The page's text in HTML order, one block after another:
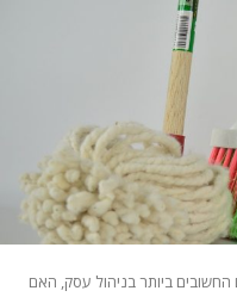
ביותר בניהול עסק, האם